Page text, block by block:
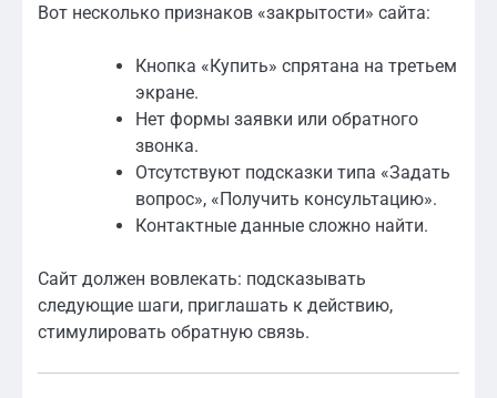
Вот несколько признаков «закрытости» сайта:
Кнопка «Купить» спрятана на третьем
экране.
Нет формы заявки или обратного
звонка.
Отсутствуют подсказки типа «Задать
вопрос», «Получить консультацию».
Контактные данные сложно найти.
Сайт должен вовлекать: подсказывать
следующие шаги, приглашать к действию,
стимулировать обратную связь.